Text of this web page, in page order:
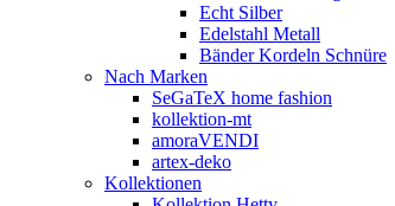
Echt Silber
Edelstahl Metall
Bänder Kordeln Schnüre
Nach Marken
SeGaTeX home fashion
kollektion-mt
amoraVENDI
artex-deko
Kollektionen